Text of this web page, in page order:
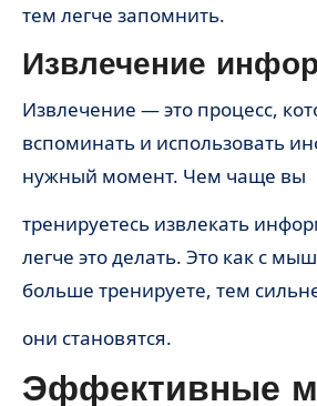
тем легче запомнить.
Извлечение
Извлечение — это процесс,
вспоминать и использовать
нужный момент. Чем чаще вы
тренируетесь извлекать
легче это делать. Это как с
больше тренируете, тем
они становятся.
Эффективные